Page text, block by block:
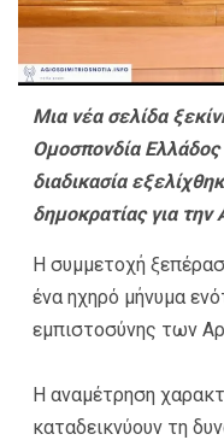
Μια νέα σελίδα
Ομοσπονδία
διαδικασία
δημοκρατίας για την
Η συμμετοχή
ένα ηχηρό μήνυμα
εμπιστοσύνης των
Η αναμέτρηση
καταδεικνύουν τη